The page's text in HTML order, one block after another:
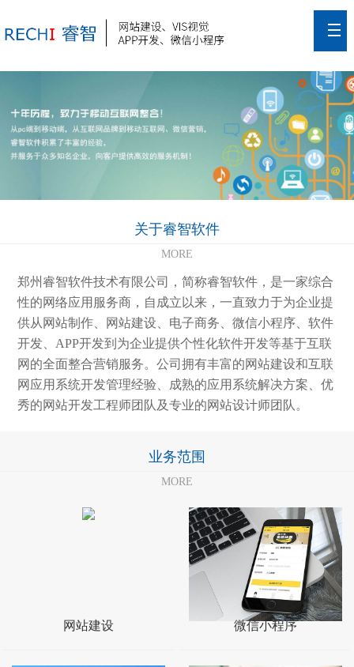
关于睿智软件
MORE
郑州睿智软件技术有限公司，简称睿智软件，是一家综合
性的网络应用服务商，自成立以来，一直致力于为企业提
供从网站制作、网站建设、电子商务、微信小程序、软件
开发、APP开发到为企业提供个性化软件开发等基于互联
网的全面整合营销服务。公司拥有丰富的网站建设和互联
网应用系统开发管理经验、成熟的应用系统解决方案、优
秀的网站开发工程师团队及专业的网站设计师团队。
业务范围
MORE
网站建设 微信小程序